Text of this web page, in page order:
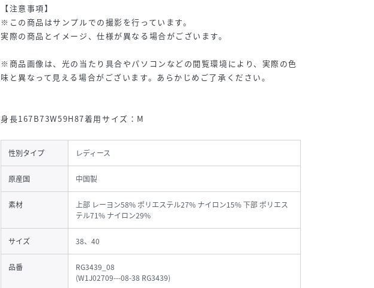
【注意事項】
※この商品はサンプルでの撮影を行っています。
実際の商品とイメージ、仕様が異なる場合がございます。
※商品画像は、光の当たり具合やパソコンなどの閲覧環境により、実際の色
味と異なって見える場合がございます。あらかじめご了承ください。
身長167B73W59H87着用サイズ：M
性別タイプ レディース
原産国 中国製
素材
上部 レーヨン58% ポリエステル27% ナイロン15% 下部 ポリエス
テル71% ナイロン29%
サイズ 38、40
品番
RG3439_08
(W1J02709---08-38 RG3439)